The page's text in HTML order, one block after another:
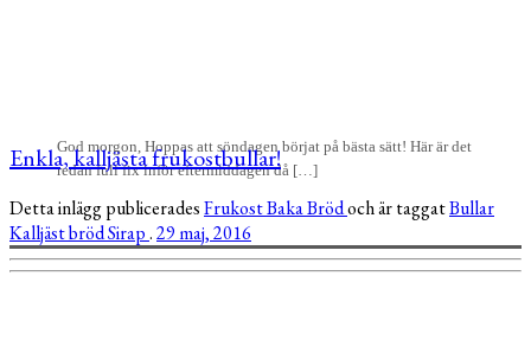
God morgon, Hoppas att söndagen börjat på bästa sätt! Här är det
redan full fix inför eftermiddagen då […]
Enkla, kalljästa frukostbullar!
Detta inlägg publiceradesFrukostBakaBrödoch är taggatBullar
Kalljäst brödSirap.29 maj, 2016